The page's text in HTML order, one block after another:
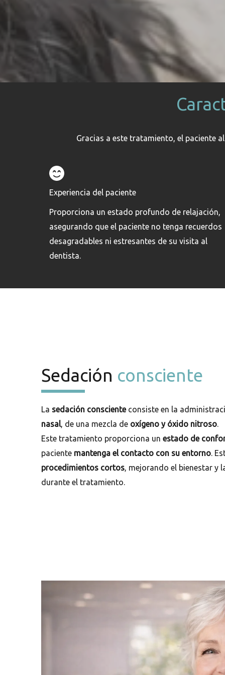
Gracias a este tratamiento, el paciente
Experiencia del paciente
Proporciona un estado profundo de relajación,
asegurando que el paciente no tenga recuerdos
desagradables ni estresantes de su visita al
dentista.
Sedación consciente
La sedación conscienteconsiste en la
nasal, de una mezcla de oxígeno y óxido nitroso.
Este tratamiento proporciona un estado de
paciente mantenga el contacto con su entorno.
procedimientos cortos, mejorando el bienestar y
durante el tratamiento.